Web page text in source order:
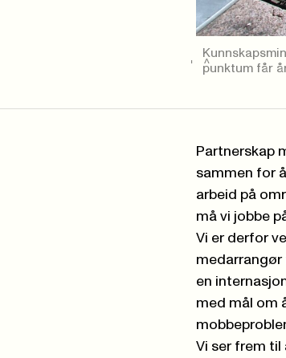
punktum får
Partnerskap
sammen for
arbeid på
må vi jobbe
Vi er derfor
medarrangør
en
med mål om
Vi ser frem